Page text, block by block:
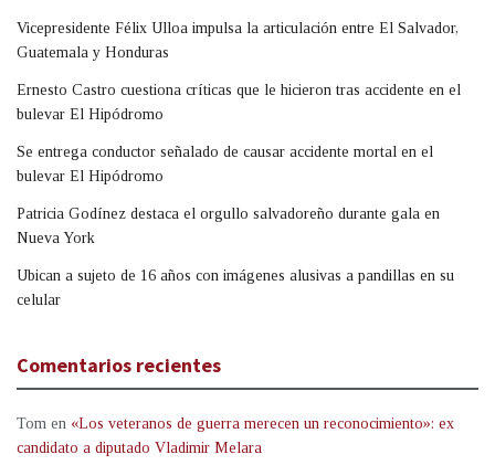
Vicepresidente Félix Ulloa impulsa la articulación entre El Salvador,
Guatemala y Honduras
Ernesto Castro cuestiona críticas que le hicieron tras accidente en el
bulevar El Hipódromo
Se entrega conductor señalado de causar accidente mortal en el
bulevar El Hipódromo
Patricia Godínez destaca el orgullo salvadoreño durante gala en
Nueva York
Ubican a sujeto de 16 años con imágenes alusivas a pandillas en su
celular
Comentarios recientes
Tom en «Los veteranos de guerra merecen un reconocimiento»: ex
candidato a diputado Vladimir Melara